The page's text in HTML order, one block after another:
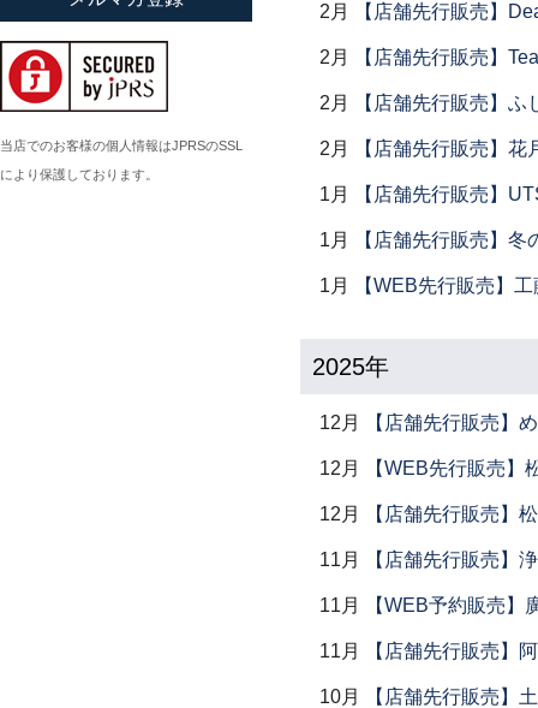
2月 【店舗先行販売】
2月 【店舗先行販売】
2月 【店舗先行販売】
2月 【店舗先行販売】花
1月 【店舗先行販売】
1月 【店舗先行販売】冬
1月 【WEB先行販売】
2025年
12月 【店舗先行販売】
12月 【WEB先行販売】
12月 【店舗先行販売】
11月 【店舗先行販売】
11月 【WEB予約販売】
11月 【店舗先行販売】
10月 【店舗先行販売】
小倉広太郎
岡田直人
岡野達也
岡本修
小川佳子
当店でのお客様の個人情報はJPRSのSSL
により保護しております。